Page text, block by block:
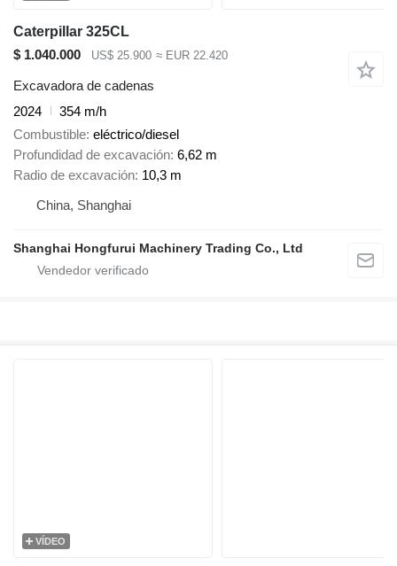
Caterpillar 325CL
$ 1.040.000
US$ 25.900 ≈ EUR 22.420
Excavadora de cadenas
2024
354 m/h
Combustible eléctrico/diesel
Profundidad de excavación 6,62 m
Radio de excavación 10,3 m
China, Shanghai
Shanghai Hongfurui Machinery Trading Co., Ltd
VÍDEO